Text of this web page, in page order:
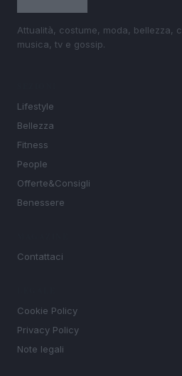
Attualità, costume, moda, bellezza,
musica, tv e gossip.
Lifestyle
Bellezza
Fitness
People
Offerte&Consigli
Benessere
Contattaci
Cookie Policy
Privacy Policy
Note legali